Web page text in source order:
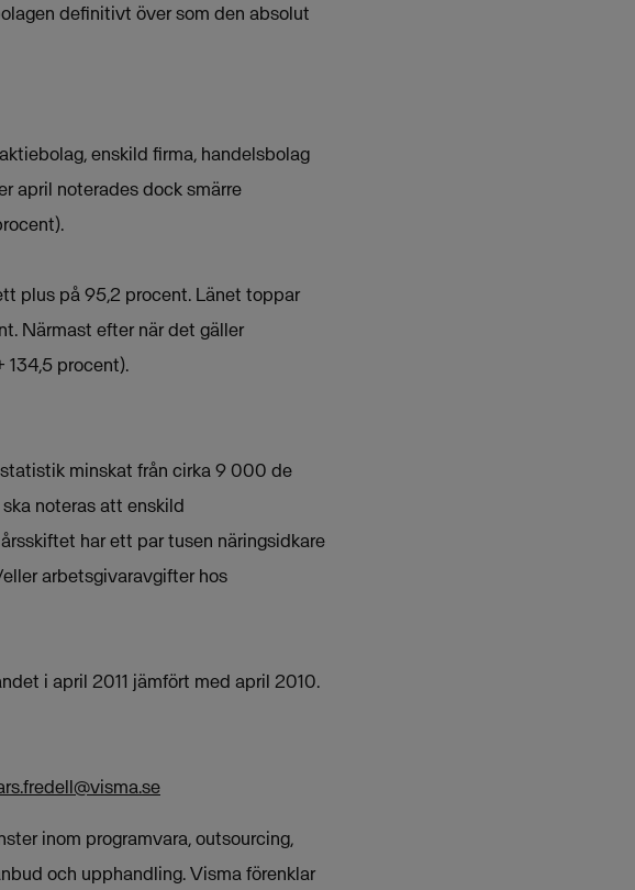
definitivt över som den absolut
enskild firma, handelsbolag
april noterades dock smärre
plus på 95,2 procent. Länet toppar
Närmast efter när det gäller
134,5 procent).
minskat från cirka 9 000 de
noteras att enskild
har ett par tusen näringsidkare
arbetsgivaravgifter hos
i april 2011 jämfört med april 2010.
inom programvara, outsourcing,
och upphandling. Visma förenklar